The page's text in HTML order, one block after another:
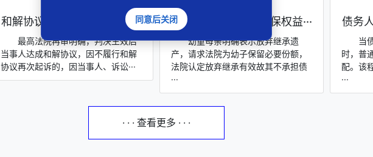
和解协议不履行再次起诉算···
最高法院再审明确，判决生效后
当事人达成和解协议，因不履行和解
协议再次起诉的，因当事人、诉讼···
母亲放弃继承为幼子保权益···
幼童母亲明确表示放弃继承遗
产，请求法院为幼子保留必要份额，
法院认定放弃继承有效故其不承担债
···
债务
当
时，普
配。该
···
· · · 查看更多 · · ·
同意后关闭